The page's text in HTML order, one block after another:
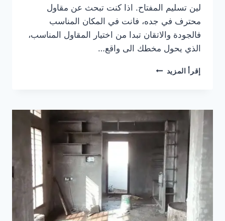
لين تسليم المفتاح. اذا كنت تبحث عن مقاول
محترف في جده، فانت في المكان المناسب
فالجودة والاتقان تبدا من اختيار المقاول المناسب،
الذي يحول مخطك الى واقع…
إقرأ المزيد مقاول
تشطيب
جده
|
مقاول
جده